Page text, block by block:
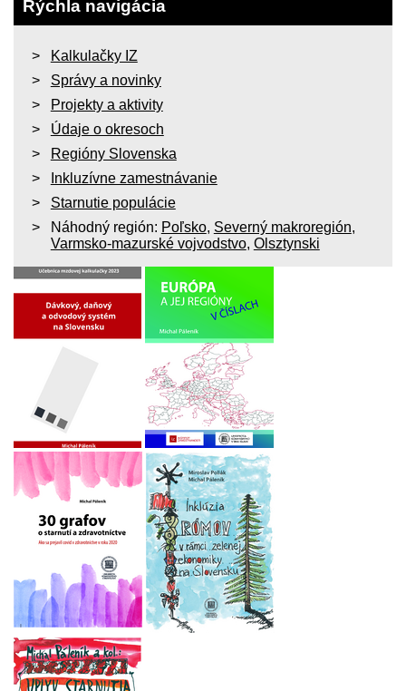
Rýchla navigácia
Kalkulačky IZ
Správy a novinky
Projekty a aktivity
Údaje o okresoch
Regióny Slovenska
Inkluzívne zamestnávanie
Starnutie populácie
Náhodný región: Poľsko, Severný makroregión,
Varmsko-mazurské vojvodstvo, Olsztynski